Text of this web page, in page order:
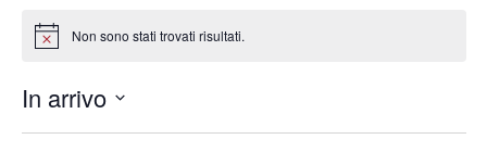
Notice Non sono stati trovati risultati.
In arrivo